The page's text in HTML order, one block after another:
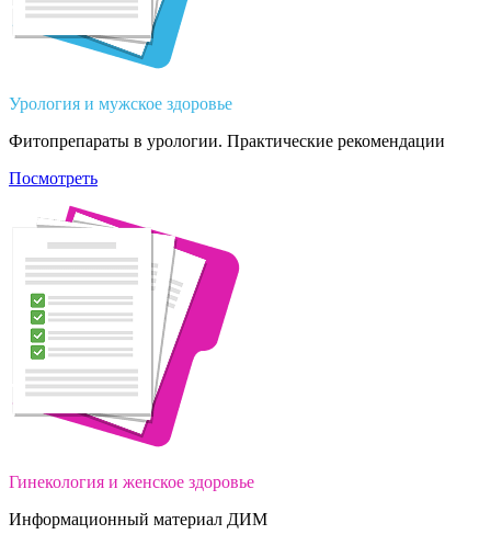
Урология и мужское здоровье
Фитопрепараты в урологии. Практические рекомендации
Посмотреть
Гинекология и женское здоровье
Информационный материал ДИМ